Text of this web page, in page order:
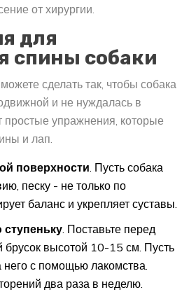
от хирургии.
для
спины собаки
сделать так, чтобы собака
и не нуждалась в
упражнения, которые
и лап.
поверхности. Пусть собака
песку - не только по
баланс и укрепляет суставы.
. Поставьте перед
брусок высотой 10-15 см. Пусть
с помощью лакомства.
два раза в неделю.